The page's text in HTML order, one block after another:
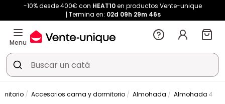
-10% desde 400€ con HEAT10en productos Vente-unique
Termina en: 02d 09h 29m 46s
Menu
Accesorios cama y dormitorio Almohada Almohada